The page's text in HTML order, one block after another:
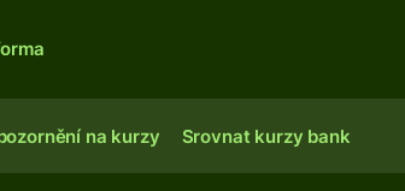
na kurzy Srovnat kurzy bank